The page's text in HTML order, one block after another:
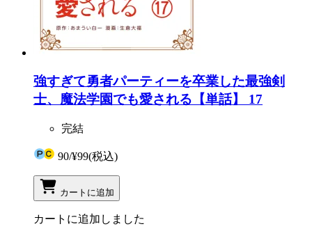
強すぎて勇者パーティーを卒業した最強剣
士、魔法学園でも愛される【単話】 17
完結
90/¥99(税込)
カートに追加
カートに追加しました